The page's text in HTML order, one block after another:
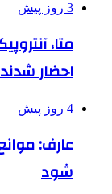
3 روز پیش
متا،
احضار شدند
4 روز پیش
عارف:
شود